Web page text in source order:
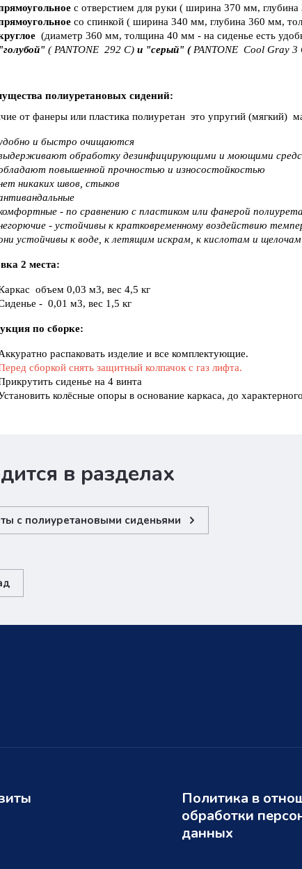
с отверстием для руки ( ширина 370 мм,
со спинкой ( ширина 340 мм, глубина 360 мм,
(диаметр 360 мм, толщина 40 мм - на сиденье есть
"голубой" ( PANTONE 292 C) и "серый" ( PANTONE Cool Gray 3
полиуретановых сидений:
от фанеры или пластика полиуретан это упругий (мягкий)
и быстро очищаются
обработку дезинфицирующими и моющими
повышенной прочностью и износостойкостью
никаких швов, стыков
- по сравнению с пластиком или фанерой
- устойчивы к кратковременному воздействию
устойчивы к воде, к летящим искрам, к кислотам и щелочам
2 места:
объем 0,03 м3, вес 4,5 кг
- 0,01 м3, вес 1,5 кг
по сборке:
распаковать изделие и все комплектующие.
сборкой снять защитный колпачок с газ лифта.
сиденье на 4 винта
колёсные опоры в основание каркаса, до
в разделах
с полиуретановыми сиденьями
Политика в
обработки
данных